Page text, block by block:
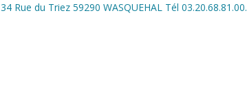
34 Rue du Triez 59290 WASQUEHAL Tél 03.20.68.81.00.